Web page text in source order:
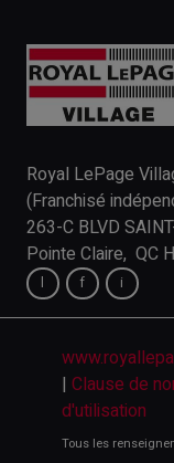
Royal LePage
(Franchisé
263-C BLVD
Pointe Claire, QC
| Clause de
d'utilisation
Tous les